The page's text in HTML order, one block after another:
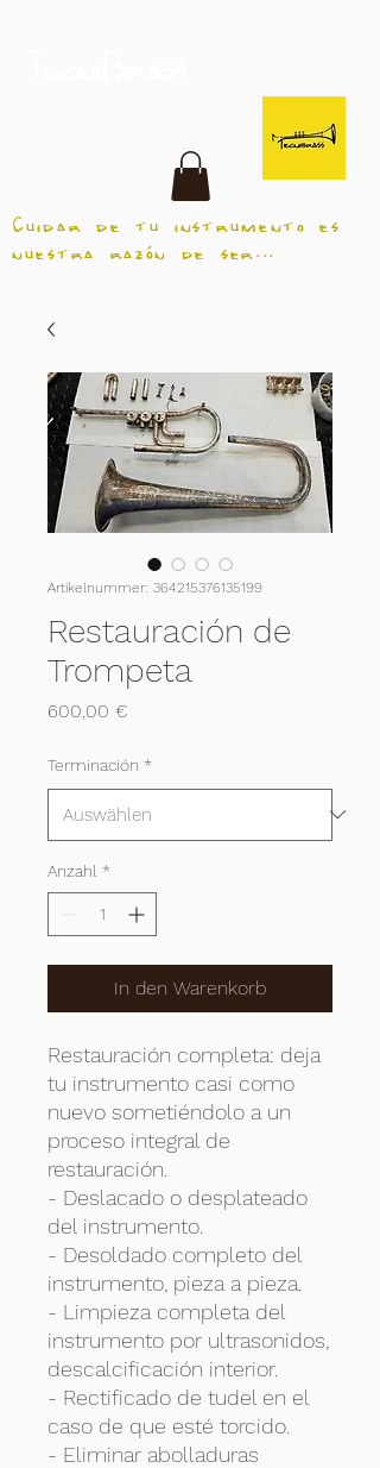
Cuidar de tu instrumento es
nuestra razón de ser...
Artikelnummer: 364215376135199
Restauración de
Trompeta
600,00 €
Terminación *
Anzahl *
In den Warenkorb
Restauración completa: deja
tu instrumento casi como
nuevo sometiéndolo a un
proceso integral de
restauración.
- Deslacado o desplateado
del instrumento.
- Desoldado completo del
instrumento, pieza a pieza.
- Limpieza completa del
instrumento por ultrasonidos,
descalcificación interior.
- Rectificado de tudel en el
caso de que esté torcido.
- Eliminar abolladuras